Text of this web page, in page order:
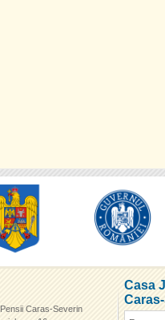
Caras-Severin
Casa